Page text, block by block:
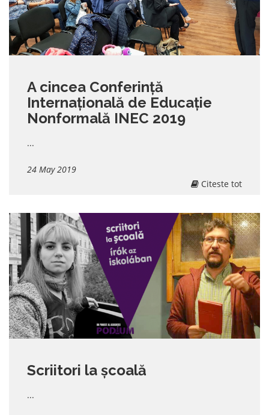
A cincea Conferință
Internațională de Educație
Nonformală INEC 2019
...
24 May 2019
Citeste tot
Scriitori la școală
...